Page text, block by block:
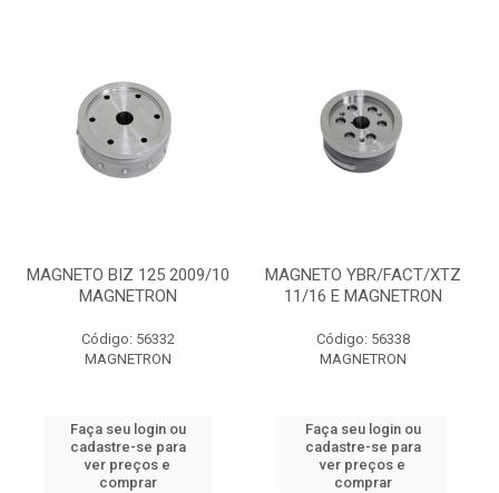
MAGNETO BIZ 125 2009/10
MAGNETRON
Código: 56332
MAGNETRON
Faça seu login ou
cadastre-se para
ver preços e
comprar
MAGNETO YBR/FACT/XTZ
11/16 E MAGNETRON
Código: 56338
MAGNETRON
Faça seu login ou
cadastre-se para
ver preços e
comprar